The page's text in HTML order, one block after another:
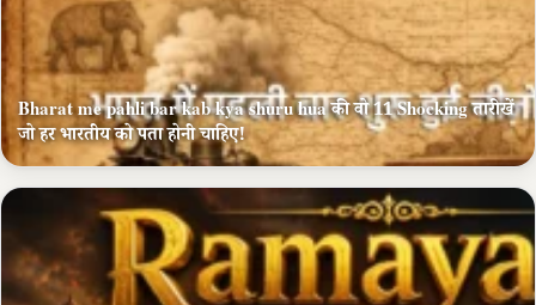
Bharat me pahli bar kab kya shuru hua की वो 11 Shocking तारीखें
जो हर भारतीय को पता होनी चाहिए!